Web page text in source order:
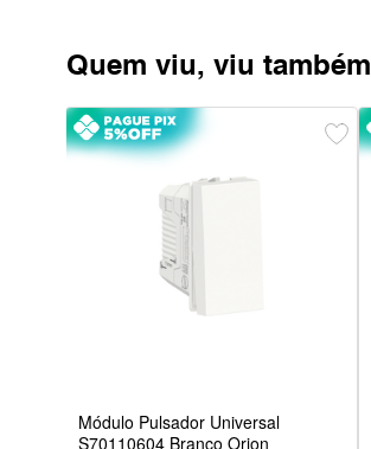
Quem viu, viu também
Módulo Pulsador Universal
S70110604 Branco Orion